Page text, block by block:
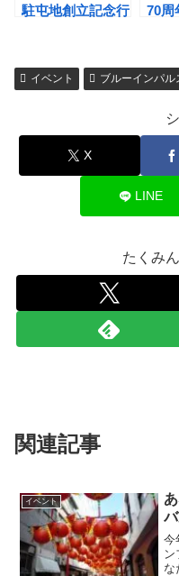
駐屯地創立記念行
70周
イベント ブルーインパル
X
LINE
たくみ
関連記事
イベント
今
ン
な